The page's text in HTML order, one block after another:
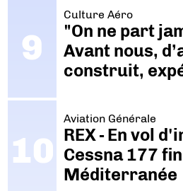
Culture Aéro
"On ne part
Avant nous,
construit,
Aviation Générale
REX - En vol
Cessna 177
Méditerranée